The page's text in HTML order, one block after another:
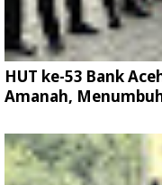
HUT ke-53 Bank
Amanah,